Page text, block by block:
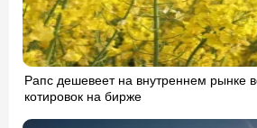
Рапс дешевеет на внутреннем рынке
котировок на бирже